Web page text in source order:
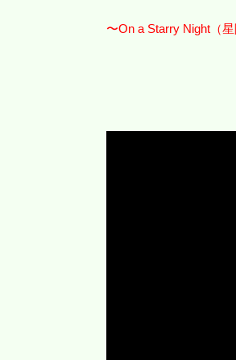
〜On a Starry Night（